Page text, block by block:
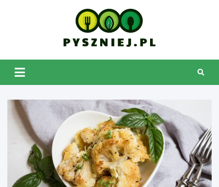
pyszniej.pl